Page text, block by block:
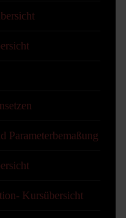
Parameterbemaßung
Kursübersicht